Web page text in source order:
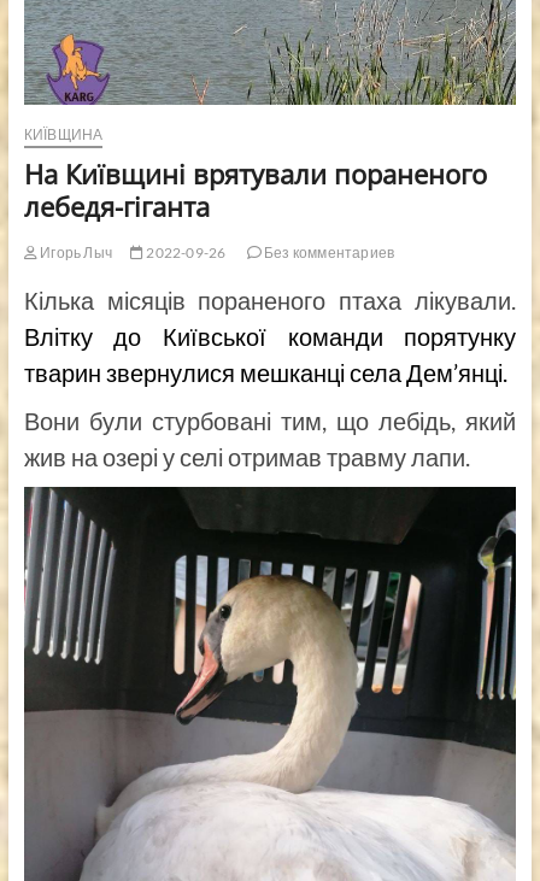
КИЇВЩИНА
На Київщині врятували пораненого
лебедя-гіганта
Игорь Лыч 2022-09-26 Без комментариев
Кілька місяців пораненого птаха лікували.
Влітку до Київської команди порятунку
тварин звернулися мешканці села Дем’янці.
Вони були стурбовані тим, що лебідь, який
жив на озері у селі отримав травму лапи.